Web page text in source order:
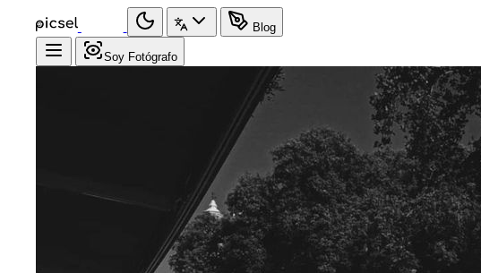
Blog
Soy Fotógrafo